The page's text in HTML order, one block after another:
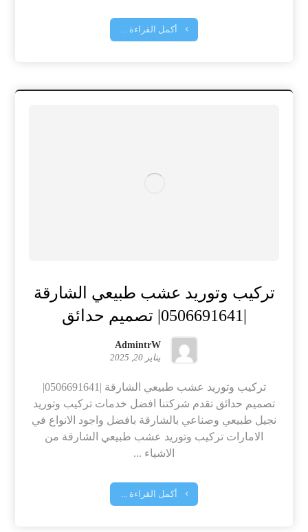
أكمل القراءة ...
تركيب وتوريد عشب طبيعي الشارقة
AdmintrW
يناير 20, 2025
تركيب وتوريد عشب طبيعي الشارقة |0506691641|
تصميم حدائق تقدم شركتنا افضل خدمات تركيب وتوريد
نجيل طبيعي وصناعي بالشارقة بافضل واجود الانواع في
الامارات تركيب وتوريد عشب طبيعي الشارقة من
الاشياء ...
أكمل القراءة ...